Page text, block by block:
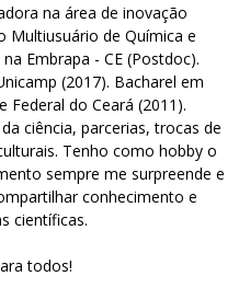
na área de inovação
Multiusuário de Química e
Embrapa - CE (Postdoc).
(2017). Bacharel em
Federal do Ceará (2011).
ciência, parcerias, trocas de
Tenho como hobby o
sempre me surpreende e
conhecimento e
científicas.
todos!